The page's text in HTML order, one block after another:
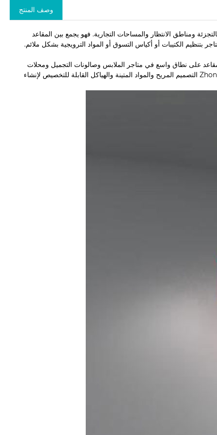
وصف المنتج
ومناطق الانتظار والمساحات التجارية. فهو يجمع بين المقاعد
بتنظيم الكتيبات أو أكياس التسوق أو المواد الترويجية بشكل ملائم.
على نطاق واسع في متاجر الملابس وصالونات التجميل ومحلات
، تدمج Zhongbo التصميم المريح والمواد المتينة والهياكل القابلة للتخصيص لإنشاء